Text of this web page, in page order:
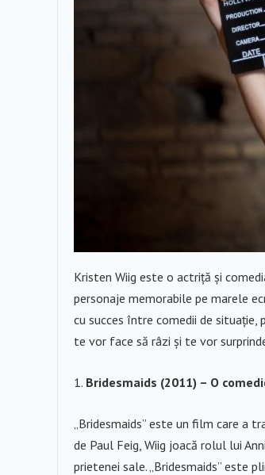
Kristen Wiig este o actriță și
personaje memorabile pe marele
cu succes între comedii de situație,
te vor face să râzi și te vor
Bridesmaids (2011) – O
„Bridesmaids” este un film care a
de Paul Feig, Wiig joacă rolul lui
prietenei sale. „Bridesmaids” este